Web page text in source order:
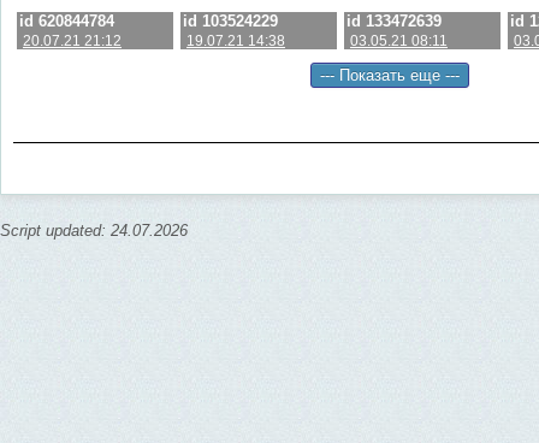
id 620844784
20.07.21 21:12
id 103524229
19.07.21 14:38
id 133472639
03.05.21 08:11
id
Script updated: 24.07.2026